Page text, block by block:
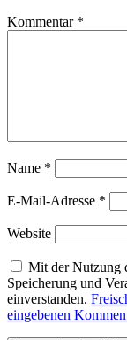
Kommentar *
Name *
E-Mail-Adresse *
Website
Mit der Nutzung
Speicherung und
einverstanden.
eingebenen